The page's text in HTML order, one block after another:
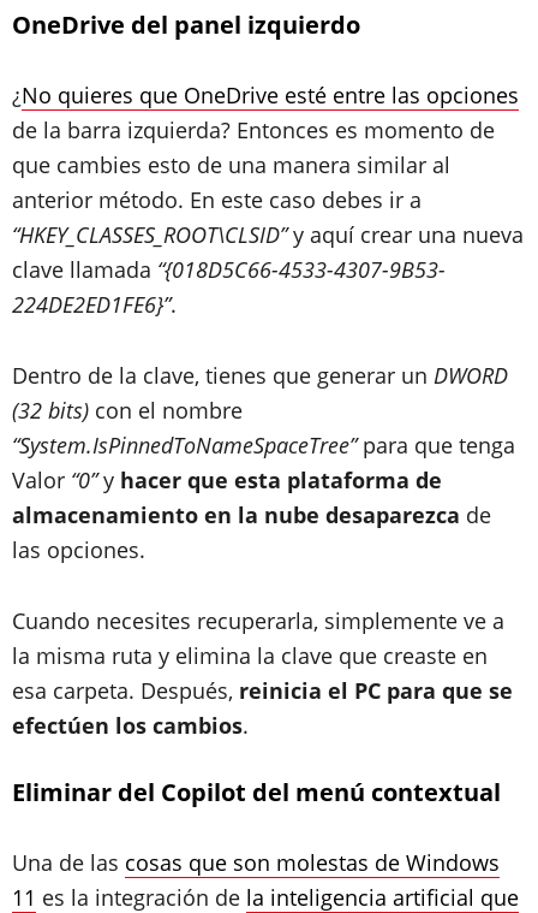
OneDrive del panel izquierdo
¿No quieres que OneDrive esté entre las opciones
de la barra izquierda? Entonces es momento de
que cambies esto de una manera similar al
anterior método. En este caso debes ir a
“HKEY_CLASSES_ROOT\CLSID”y aquí crear una nueva
clave llamada “{018D5C66-4533-4307-9B53-
224DE2ED1FE6}”.
Dentro de la clave, tienes que generar un DWORD
(32 bits) con el nombre
“System.IsPinnedToNameSpaceTree”para que tenga
Valor “0”y hacer que esta plataforma de
almacenamiento en la nube desaparezca de
las opciones.
Cuando necesites recuperarla, simplemente ve a
la misma ruta y elimina la clave que creaste en
esa carpeta. Después, reinicia el PC para que se
efectúen los cambios.
Eliminar del Copilot del menú contextual
Una de las cosas que son molestas de Windows
11 es la integración de la inteligencia artificial que